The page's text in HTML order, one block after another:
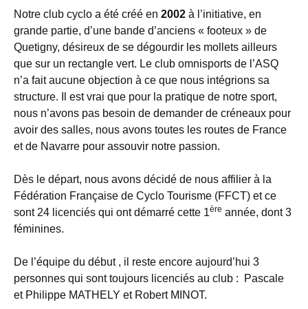
Notre club cyclo a été créé en 2002 à l’initiative, en
grande partie, d’une bande d’anciens « footeux » de
Quetigny, désireux de se dégourdir les mollets ailleurs
que sur un rectangle vert. Le club omnisports de l’ASQ
n’a fait aucune objection à ce que nous intégrions sa
structure. Il est vrai que pour la pratique de notre sport,
nous n’avons pas besoin de demander de créneaux pour
avoir des salles, nous avons toutes les routes de France
et de Navarre pour assouvir notre passion.
Dès le départ, nous avons décidé de nous affilier à la
Fédération Française de Cyclo Tourisme (FFCT) et ce
sont 24 licenciés qui ont démarré cette 1ère année, dont 3
féminines.
De l’équipe du début , il reste encore aujourd’hui 3
personnes qui sont toujours licenciés au club : Pascale
et Philippe MATHELY et Robert MINOT.